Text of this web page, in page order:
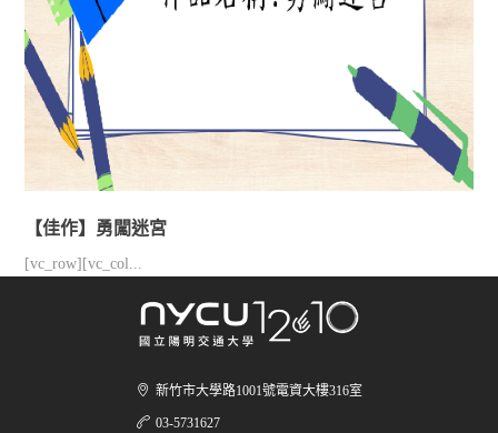
【佳作】勇闖迷宮
[vc_row][vc_col...
新竹市大學路1001號電資大樓316室
03-5731627